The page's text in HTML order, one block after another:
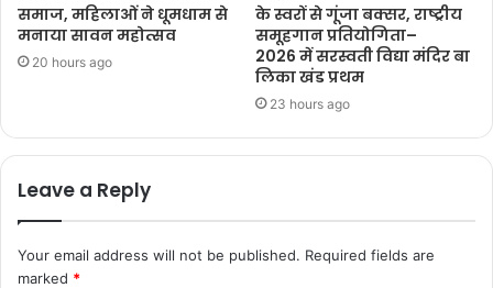
समाज, महिलाओं ने धूमधाम से
मनाया सावन महोत्सव
20 hours ago
के स्वरों से गूंजा बक्सर, राष्ट्रीय
समूहगान प्रतियोगिता–
2026 में सरस्वती विद्या मंदिर बा
लिका खंड प्रथम
23 hours ago
Leave a Reply
Your email address will not be published. Required fields are
marked *